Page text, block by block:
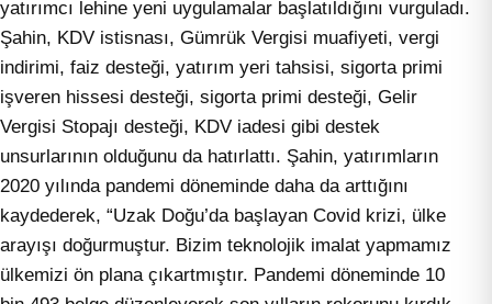
yatırımcı lehine yeni uygulamalar başlatıldığını vurguladı.
Şahin, KDV istisnası, Gümrük Vergisi muafiyeti, vergi
indirimi, faiz desteği, yatırım yeri tahsisi, sigorta primi
işveren hissesi desteği, sigorta primi desteği, Gelir
Vergisi Stopajı desteği, KDV iadesi gibi destek
unsurlarının olduğunu da hatırlattı. Şahin, yatırımların
2020 yılında pandemi döneminde daha da arttığını
kaydederek, “Uzak Doğu’da başlayan Covid krizi, ülke
arayışı doğurmuştur. Bizim teknolojik imalat yapmamız
ülkemizi ön plana çıkartmıştır. Pandemi döneminde 10